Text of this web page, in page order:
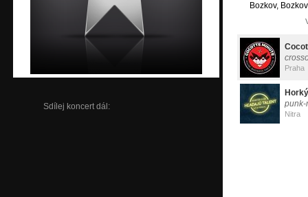
Sdílej koncert dál:
Bozkov, Bozkov
Praha
punk-
Nitra